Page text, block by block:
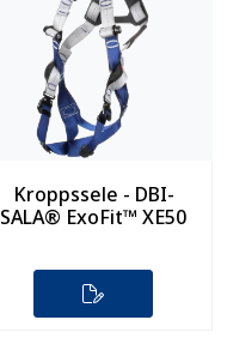
Kroppssele - DBI-
SALA® ExoFit™ XE50